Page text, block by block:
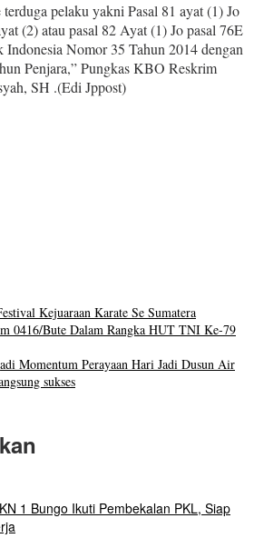
pelaku yakni Pasal 81 ayat (1) Jo
(2) atau pasal 82 Ayat (1) Jo pasal 76E
Nomor 35 Tahun 2014 dengan
Penjara,” Pungkas KBO Reskrim
SH .(Edi Jppost)
Kejuaraan Karate Se Sumatera
0416/Bute Dalam Rangka HUT TNI Ke-79
Momentum Perayaan Hari Jadi Dusun Air
sukses
1 Bungo Ikuti Pembekalan PKL, Siap